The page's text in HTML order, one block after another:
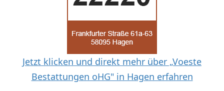
Jetzt klicken und direkt mehr über „Voeste
Bestattungen oHG" in Hagen erfahren